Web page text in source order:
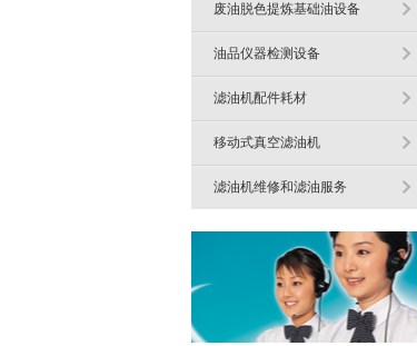
废油脱色提炼基础油设备
油品仪器检测设备
滤油机配件耗材
移动式真空滤油机
滤油机维修和滤油服务